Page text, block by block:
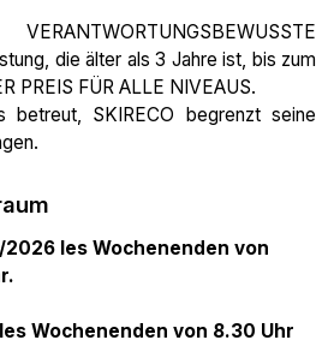
die älter als 3 Jahre ist, bis zum
PREIS FÜR ALLE NIVEAUS.
SKIRECO begrenzt seine
les Wochenenden von
Wochenenden von 8.30 Uhr